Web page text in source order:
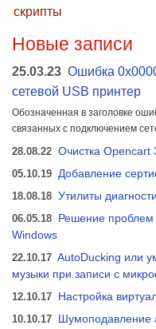
скрипты
Новые записи
25.03.23 Ошибка
сетевой USB принтер
Обозначенная в заголовке
связанных с подключением
28.08.22 Очистка Opencart
05.10.19 Добавление
18.08.18 Утилиты
06.05.18
Решение проблем
Windows
22.10.17 AutoDucking или
музыки при записи с
12.10.17
Настройка
10.10.17
Шумоподавление